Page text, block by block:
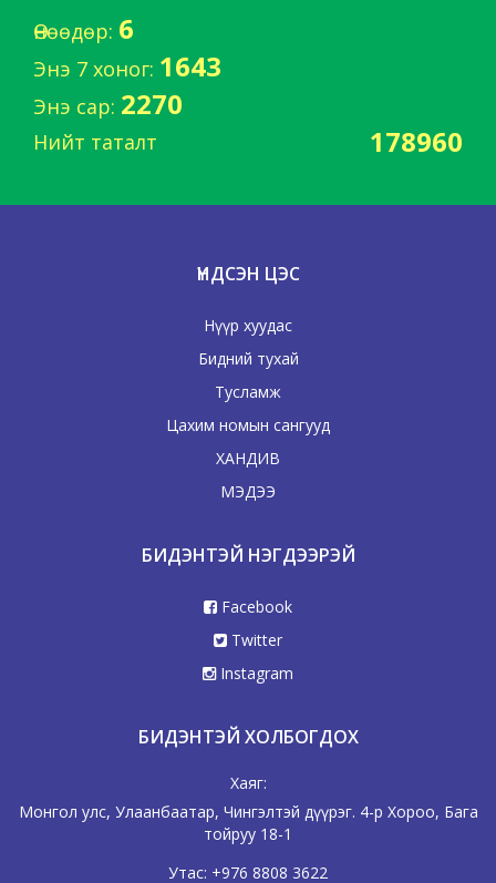
Өнөөдөр: 6
Энэ 7 хоног: 1643
Энэ сар: 2270
Нийт таталт 178960
ҮНДСЭН ЦЭС
Нүүр хуудас
Бидний тухай
Тусламж
Цахим номын сангууд
ХАНДИВ
МЭДЭЭ
БИДЭНТЭЙ НЭГДЭЭРЭЙ
Facebook
Twitter
Instagram
БИДЭНТЭЙ ХОЛБОГДОХ
Хаяг:
Монгол улс, Улаанбаатар, Чингэлтэй дүүрэг. 4-р Хороо, Бага
тойруу 18-1
Утас: +976 8808 3622